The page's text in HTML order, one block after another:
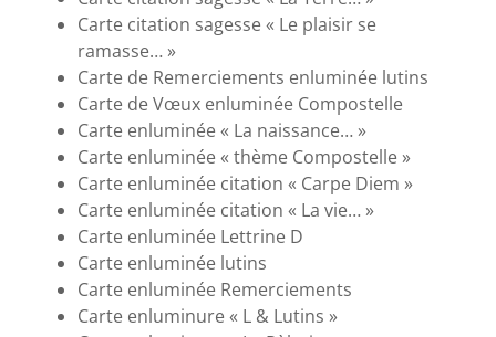
Carte citation sagesse « Le plaisir se
ramasse… »
Carte de Remerciements enluminée lutins
Carte de Vœux enluminée Compostelle
Carte enluminée « La naissance… »
Carte enluminée « thème Compostelle »
Carte enluminée citation « Carpe Diem »
Carte enluminée citation « La vie… »
Carte enluminée Lettrine D
Carte enluminée lutins
Carte enluminée Remerciements
Carte enluminure « L & Lutins »